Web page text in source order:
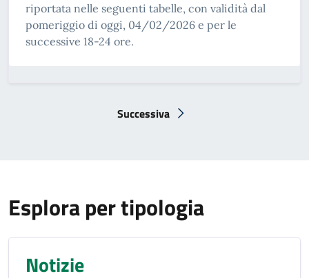
riportata nelle seguenti tabelle, con validità dal
pomeriggio di oggi, 04/02/2026 e per le
successive 18-24 ore.
Pagina successiva
Successiva
Esplora per tipologia
Notizie